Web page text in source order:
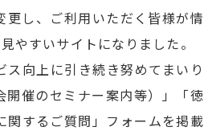
し、ご利用いただく皆様が情
やすいサイトになりました。
向上に引き続き努めてまいり
開催のセミナー案内等）」「徳
するご質問」フォームを掲載